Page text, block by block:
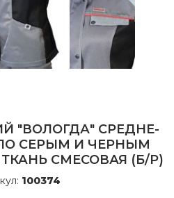
"ВОЛОГДА" СРЕДНЕ-
СЕРЫМ И ЧЕРНЫМ
СМЕСОВАЯ (Б/Р)
100374